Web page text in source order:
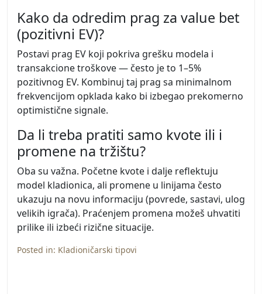
Kako da odredim prag za value bet
(pozitivni EV)?
Postavi prag EV koji pokriva grešku modela i
transakcione troškove — često je to 1–5%
pozitivnog EV. Kombinuj taj prag sa minimalnom
frekvencijom opklada kako bi izbegao prekomerno
optimistične signale.
Da li treba pratiti samo kvote ili i
promene na tržištu?
Oba su važna. Početne kvote i dalje reflektuju
model kladionica, ali promene u linijama često
ukazuju na novu informaciju (povrede, sastavi, ulog
velikih igrača). Praćenjem promena možeš uhvatiti
prilike ili izbeći rizične situacije.
Posted in: Kladioničarski tipovi